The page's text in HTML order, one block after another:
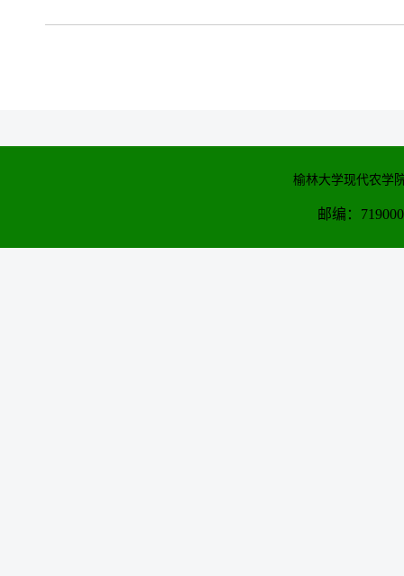
榆林大学现代农学
邮编：